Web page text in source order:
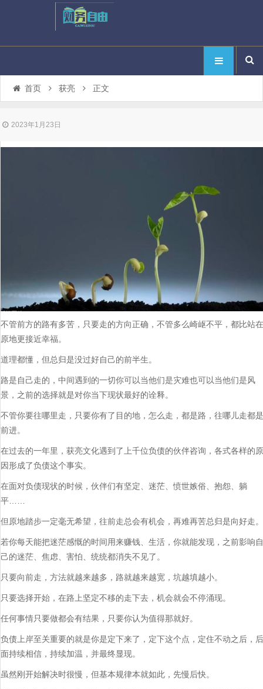
首页 获亮 正文
2023年1月23日
不管前方的路有多苦，只要走的方向正确，不管多么崎岖不平，都比站在
原地更接近幸福。
道理都懂，但总归是没过好自己的前半生。
路是自己走的，中间遇到的一切你可以当他们是灾难也可以当他们是风
景，之前的选择就是对你当下现状最好的诠释。
不管你要往哪里走，只要你有了目的地，怎么走，都是路，往哪儿走都是
前进。
在过去的一年里，获亮文化遇到了上千位负债的伙伴咨询，各式各样的原
因形成了负债这个事实。
在面对负债现状的时候，伙伴们有坚定、迷茫、愤世嫉俗、抱怨、躺
平……
但原地踏步一定毫无希望，往前走总会有机会，再难再苦总归是向好走。
若你每天能把迷茫感慨的时间用来赚钱、生活，你就能发现，之前影响自
己的迷茫、焦虑、害怕、统统都消失不见了。
只要向前走，方法就越来越多，路就越来越宽，坑越填越小。
只要选择开始，在路上坚定不移的走下去，机会就会不停涌现。
任何事情只要做都会有结果，只要你认为值得那就好。
负债上岸至关重要的就是你是定下来了，定下这个点，定住不动之后，后
面持续相信，持续加温，并最终显现。
虽然刚开始解决时很慢，但基本规律本就如此，先慢后快。